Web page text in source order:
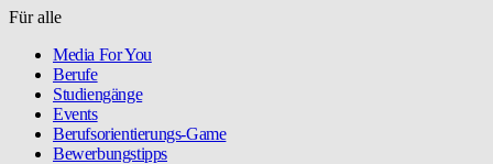
Für alle
Media For You
Berufe
Studiengänge
Events
Berufsorientierungs-Game
Bewerbungstipps